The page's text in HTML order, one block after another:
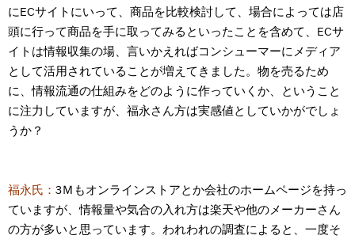
にECサイトにいって、商品を比較検討して、場合によっては店
頭に行って商品を手に取ってみるといったことを含めて、ECサ
イトは情報収集の場、言いかえればコンシューマーにメディア
として活用されていることが増えてきました。物を売るため
に、情報流通の仕組みをどのように作っていくか、ということ
に注力していますが、福永さん方は実感値としていかがでしょ
うか？
福永氏： 3Ｍもオンラインストアとか会社のホームページを持っ
ていますが、情報量や気合の入れ方は楽天や他のメーカーさん
の方が多いと思っています。われわれの調査によると、一度そ